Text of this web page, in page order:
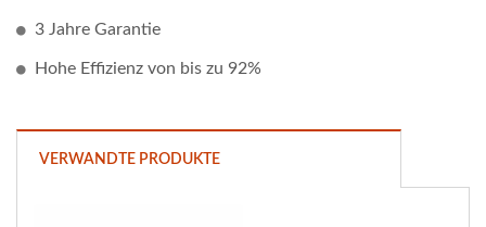
3 Jahre Garantie
Hohe Effizienz von bis zu 92%
VERWANDTE PRODUKTE